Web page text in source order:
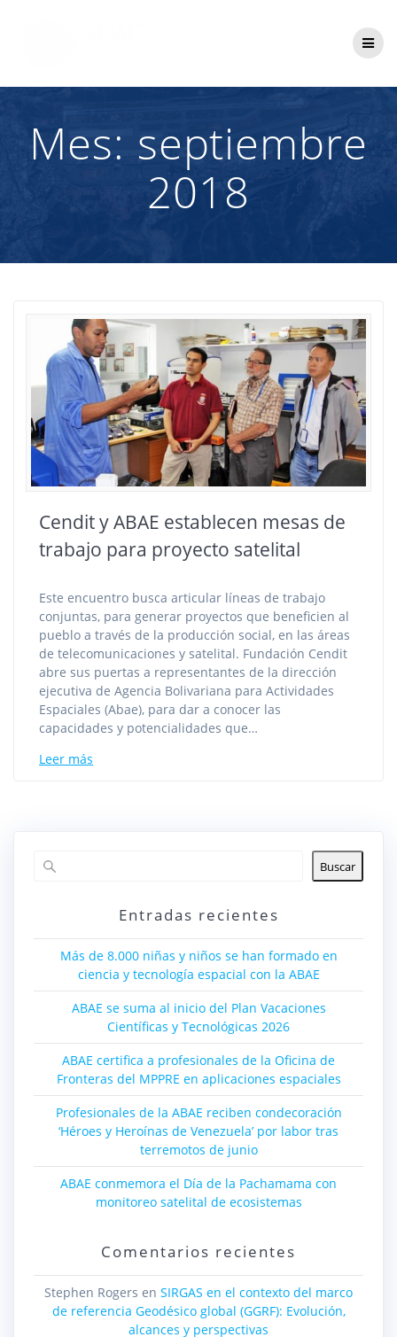
Mes: septiembre
2018
Cendit y ABAE establecen mesas de
trabajo para proyecto satelital
Este encuentro busca articular líneas de trabajo
conjuntas, para generar proyectos que beneficien al
pueblo a través de la producción social, en las áreas
de telecomunicaciones y satelital. Fundación Cendit
abre sus puertas a representantes de la dirección
ejecutiva de Agencia Bolivariana para Actividades
Espaciales (Abae), para dar a conocer las
capacidades y potencialidades que…
Leer más
Buscar
Entradas recientes
Más de 8.000 niñas y niños se han formado en
ciencia y tecnología espacial con la ABAE
ABAE se suma al inicio del Plan Vacaciones
Científicas y Tecnológicas 2026
ABAE certifica a profesionales de la Oficina de
Fronteras del MPPRE en aplicaciones espaciales
Profesionales de la ABAE reciben condecoración
‘Héroes y Heroínas de Venezuela’ por labor tras
terremotos de junio
ABAE conmemora el Día de la Pachamama con
monitoreo satelital de ecosistemas
Comentarios recientes
Stephen Rogers en SIRGAS en el contexto del marco
de referencia Geodésico global (GGRF): Evolución,
alcances y perspectivas